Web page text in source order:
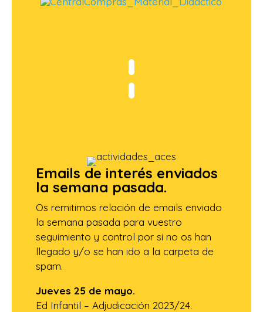
Emails de interés enviados
la semana pasada.
Os remitimos relación de emails enviado
la semana pasada para vuestro
seguimiento y control por si no os han
llegado y/o se han ido a la carpeta de
spam.
Jueves 25 de mayo.
Ed Infantil – Adjudicación 2023/24.